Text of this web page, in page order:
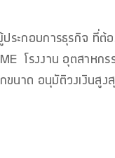
กอบการธุรกิจ ที่ต้อง
โรงงาน อุตสาหก
นาด อนุมัติวงเงินสูง